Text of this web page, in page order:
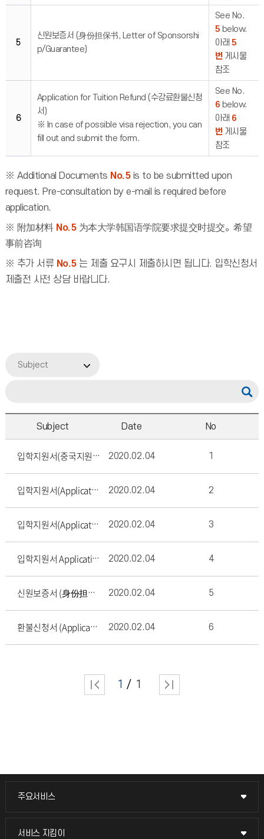
5
신원보증서 (身份担保书, Letter of Sponsorshi
p/Guarantee)
See No.
5 below.
아래5
번 게시물
참조
6
Application for Tuition Refund (수강료환불신청
서)
※ In case of possible visa rejection, you can
fill out and submit the form.
See No.
6 below.
아래 6
번 게시물
참조
※ Additional Documents No.5is to be submitted upon
request. Pre-consultation by e-mail is required before
application.
※ 附加材料 No.5为本大学韩国语学院要求提交时提交。希望
事前咨询
※ 추가 서류 No.5는 제출 요구시 제출하시면 됩니다. 입학신청서
제출전 사전 상담 바랍니다.
Subject
Subject Date No
입학지원서(중국지원자용)/中国申请者入学申请表/Applications for Chinese 2020.02.04 1
입학지원서(Applications-Mongolia, Myanmar, Nepal, Russi 2020.02.04 2
입학지원서(Applications-Japan, Taiwan, USA, Europes, Ca 2020.02.04 3
입학지원서 Applications-those residing in Korea with F- 2020.02.04 4
신원보증서 (身份担保书, Letter of Sponsorship/Guarantee) 2020.02.04 5
환불신청서 (Application for Tuition Refund 学费退还申请表) 2020.02.04 6
1 1
주요서비스
주요서비스
교무회의방송
서비스 지킴이
서비스 지킴이